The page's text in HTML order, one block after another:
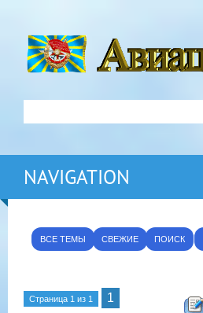
NAVIGATION
ВСЕ ТЕМЫ СВЕЖИЕ ПОИСК
Страница 1 из 1 1